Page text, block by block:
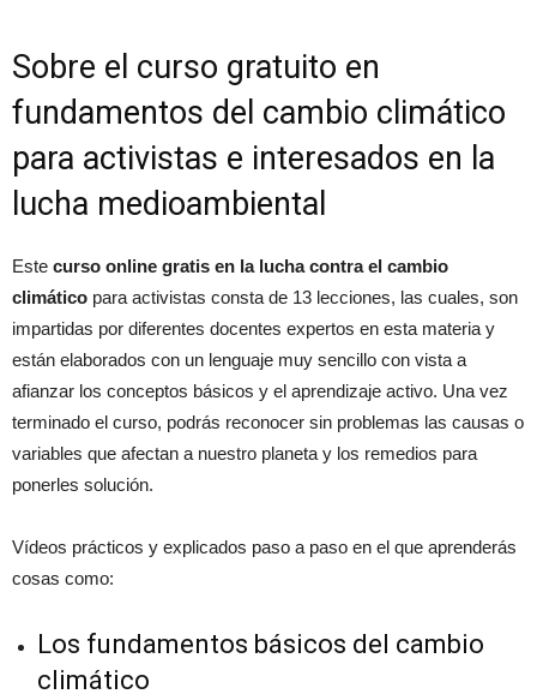
Sobre el curso gratuito en
fundamentos del cambio climático
para activistas e interesados en la
lucha medioambiental
Este curso online gratis en la lucha contra el cambio
climático para activistas consta de 13 lecciones, las cuales, son
impartidas por diferentes docentes expertos en esta materia y
están elaborados con un lenguaje muy sencillo con vista a
afianzar los conceptos básicos y el aprendizaje activo. Una vez
terminado el curso, podrás reconocer sin problemas las causas o
variables que afectan a nuestro planeta y los remedios para
ponerles solución.
Vídeos prácticos y explicados paso a paso en el que aprenderás
cosas como:
Los fundamentos básicos del cambio
climático